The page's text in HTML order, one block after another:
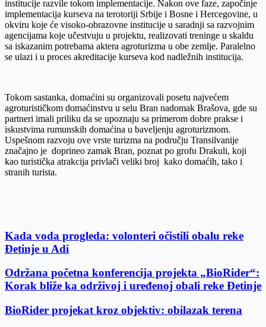
se ulazi i u proces akreditacije kurseva kod nadležnih institucija.
institucije razvile tokom implementacije. Nakon ove faze, započinje
implementacija kurseva na terotoriji Srbije i Bosne i Hercegovine, u
okviru koje će visoko-obrazovne institucije u saradnji sa razvojnim
agencijama koje učestvuju u projektu, realizovati treninge u skaldu
sa iskazanim potrebama aktera agroturizma u obe zemlјe. Paralelno
se ulazi i u proces akreditacije kurseva kod nadležnih institucija.
Tokom sastanka, domaćini su organizovali posetu najvećem
agroturističkom domaćinstvu u selu Bran nadomak Brašova, gde su
partneri imali priliku da se upoznaju sa primerom dobre prakse i
iskustvima rumunskih domaćina u bavelјenju agroturizmom.
Uspešnom razvoju ove vrste turizma na području Transilvanije
značajno je doprineo zamak Bran, poznat po grofu Drakuli, koji
kao turistička atrakcija privlači veliki broj kako domaćih, tako i
stranih turista.
Kada voda progleda: volonteri očistili obalu reke
Đetinje u Adi
Održana početna konferencija projekta „BioRider“:
Korak bliže ka održivoj i uređenoj obali reke Đetinje
BioRider projekat kroz objektiv: obilazak terena